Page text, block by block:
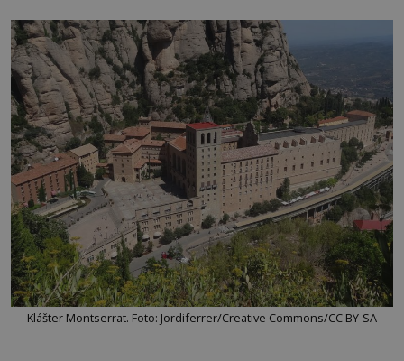
Klášter Montserrat. Foto: Jordiferrer/Creative Commons/CC BY-SA